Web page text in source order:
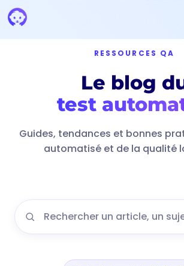
RESSOURCES QA
Le blog
test
Guides, tendances et bonnes
automatisé et de la qualité
Rechercher un article